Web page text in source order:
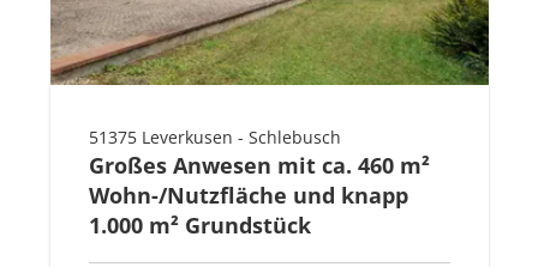
51375 Leverkusen - Schlebusch
Großes Anwesen mit ca. 460 m²
Wohn-/Nutzfläche und knapp
1.000 m² Grundstück